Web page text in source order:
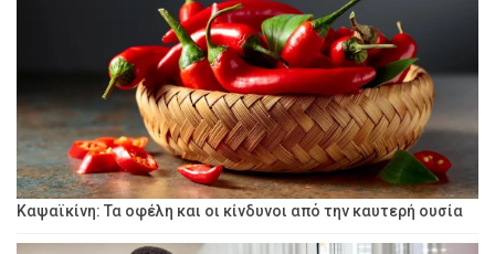
Καψαϊκίνη: Τα οφέλη και οι κίνδυνοι από την καυτερή ουσία